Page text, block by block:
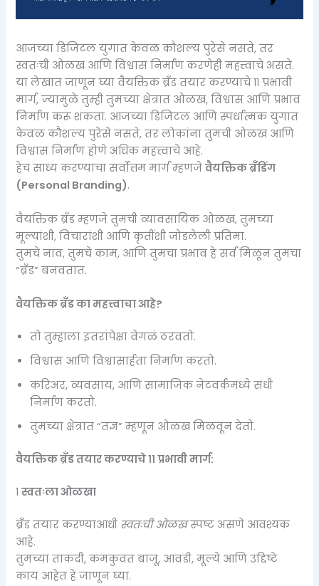
आजच्या डिजिटल युगात केवळ कौशल्य पुरेसे नसते, तर
स्वतःची ओळख आणि विश्वास निर्माण करणेही महत्त्वाचे असते.
या लेखात जाणून घ्या वैयक्तिक ब्रँड तयार करण्याचे ११ प्रभावी
मार्ग, ज्यामुळे तुम्ही तुमच्या क्षेत्रात ओळख, विश्वास आणि प्रभाव
निर्माण करू शकता. आजच्या डिजिटल आणि स्पर्धात्मक युगात
केवळ कौशल्य पुरेसे नसते, तर लोकांना तुमची ओळख आणि
विश्वास निर्माण होणे अधिक महत्त्वाचे आहे.
हेच साध्य करण्याचा सर्वोत्तम मार्ग म्हणजेवैयक्तिक ब्रँडिंग
(Personal Branding).
वैयक्तिक ब्रँड म्हणजे तुमची व्यावसायिक ओळख, तुमच्या
मूल्यांशी, विचारांशी आणि कृतींशी जोडलेली प्रतिमा.
तुमचे नाव, तुमचे काम, आणि तुमचा प्रभाव हे सर्व मिळून तुमचा
“ब्रँड” बनवतात.
वैयक्तिक ब्रँड का महत्त्वाचा आहे?
तो तुम्हाला इतरांपेक्षा वेगळं ठरवतो.
विश्वास आणि विश्वासार्हता निर्माण करतो.
करिअर, व्यवसाय, आणि सामाजिक नेटवर्कमध्ये संधी
निर्माण करतो.
तुमच्या क्षेत्रात “तज्ञ” म्हणून ओळख मिळवून देतो.
वैयक्तिक ब्रँड तयार करण्याचे ११ प्रभावी मार्ग:
1️स्वतःला ओळखा
ब्रँड तयार करण्याआधी स्वतःची ओळखस्पष्ट असणे आवश्यक
आहे.
तुमच्या ताकदी, कमकुवत बाजू, आवडी, मूल्ये आणि उद्दिष्टे
काय आहेत हे जाणून घ्या.